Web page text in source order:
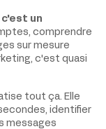
c'est un
comprendre
sur mesure
c'est quasi
tout ça. Elle
identifier
messages